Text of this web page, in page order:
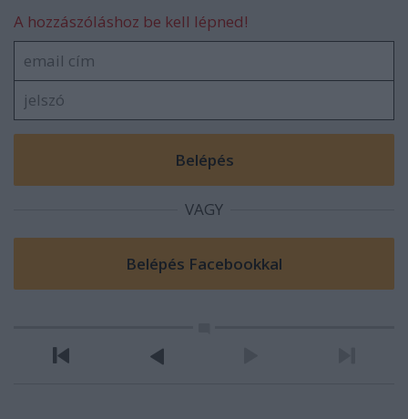
A hozzászóláshoz be kell lépned!
VAGY